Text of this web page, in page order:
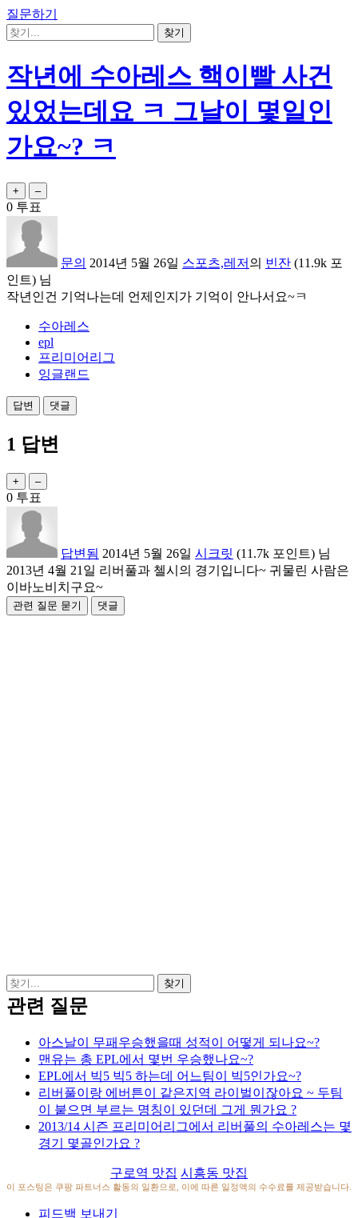
질문하기
작년에 수아레스 핵이빨 사건
있었는데요 ㅋ 그날이 몇일인
가요~? ㅋ
0 투표
문의 2014년 5월 26일 스포츠,레저 의 빈잔 (11.9k 포
인트) 님
작년인건 기억나는데 언제인지가 기억이 안나서요~ㅋ
수아레스
epl
프리미어리그
잉글랜드
1 답변
0 투표
답변됨 2014년 5월 26일 시크릿 (11.7k 포인트) 님
2013년 4월 21일 리버풀과 첼시의 경기입니다~ 귀물린 사람은
이바노비치구요~
관련 질문
아스날이 무패우승했을때 성적이 어떻게 되나요~?
맨유는 총 EPL에서 몇번 우승했나요~?
EPL에서 빅5 빅5 하는데 어느팀이 빅5인가요~?
리버풀이랑 에버튼이 같은지역 라이벌이잖아요 ~ 두팀
이 붙으면 부르는 명칭이 있던데 그게 뭔가요 ?
2013/14 시즌 프리미어리그에서 리버풀의 수아레스는 몇
경기 몇골인가요 ?
구로역 맛집 시흥동 맛집
이 포스팅은 쿠팡 파트너스 활동의 일환으로, 이에 따른 일정액의 수수료를 제공받습니다.
피드백 보내기